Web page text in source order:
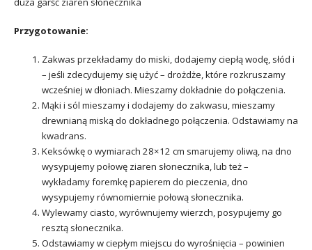
Przygotowanie:
Zakwas przekładamy do miski, dodajemy ciepłą wodę, słód i
– jeśli zdecydujemy się użyć – drożdże, które rozkruszamy
wcześniej w dłoniach. Mieszamy dokładnie do połączenia.
Mąki i sól mieszamy i dodajemy do zakwasu, mieszamy
drewnianą miską do dokładnego połączenia. Odstawiamy na
kwadrans.
Keksówkę o wymiarach 28×12 cm smarujemy oliwą, na dno
wysypujemy połowę ziaren słonecznika, lub też –
wykładamy foremkę papierem do pieczenia, dno
wysypujemy równomiernie połową słonecznika.
Wylewamy ciasto, wyrównujemy wierzch, posypujemy go
resztą słonecznika.
Odstawiamy w ciepłym miejscu do wyrośnięcia – powinien